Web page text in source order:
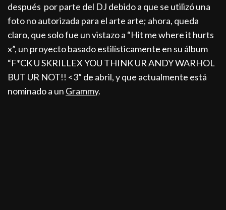
después por parte del DJ debido a que se utilizó una
foto no autorizada para el arte arte; ahora, queda
claro, que solo fue un vistazo a “Hit me where it hurts
x”, un proyecto basado estilísticamente en su álbum
“F*CK U SKRILLEX YOU THINK UR ANDY WARHOL
BUT UR NOT!! <3” de abril, y que actualmente está
nominado a un Grammy.